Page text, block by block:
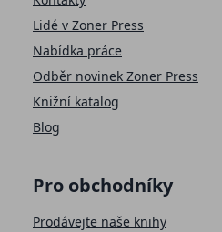
Lidé v Zoner Press
Nabídka práce
Odběr novinek Zoner Press
Knižní katalog
Blog
Pro obchodníky
Prodávejte naše knihy